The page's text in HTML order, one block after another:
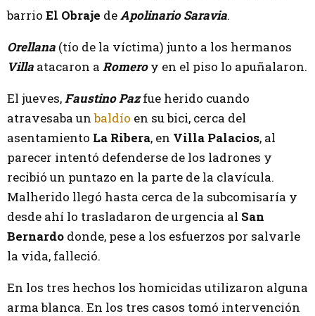
barrio El Obraje deApolinario Saravia.
Orellana (tío de la víctima) junto a los hermanos
Villa atacaron a Romeroy en el piso lo apuñalaron.
El jueves,Faustino Pazfue herido cuando
atravesaba unbaldío en su bici, cerca del
asentamiento La Ribera, en Villa Palacios, al
parecer intentó defenderse de los ladrones y
recibió un puntazo en la parte de la clavícula.
Malherido llegó hasta cerca de la subcomisaría y
desde ahí lo trasladaron de urgencia al San
Bernardo donde, pese a los esfuerzos por salvarle
la vida, falleció.
En los tres hechos los homicidas utilizaron alguna
arma blanca. En los tres casos tomó intervención